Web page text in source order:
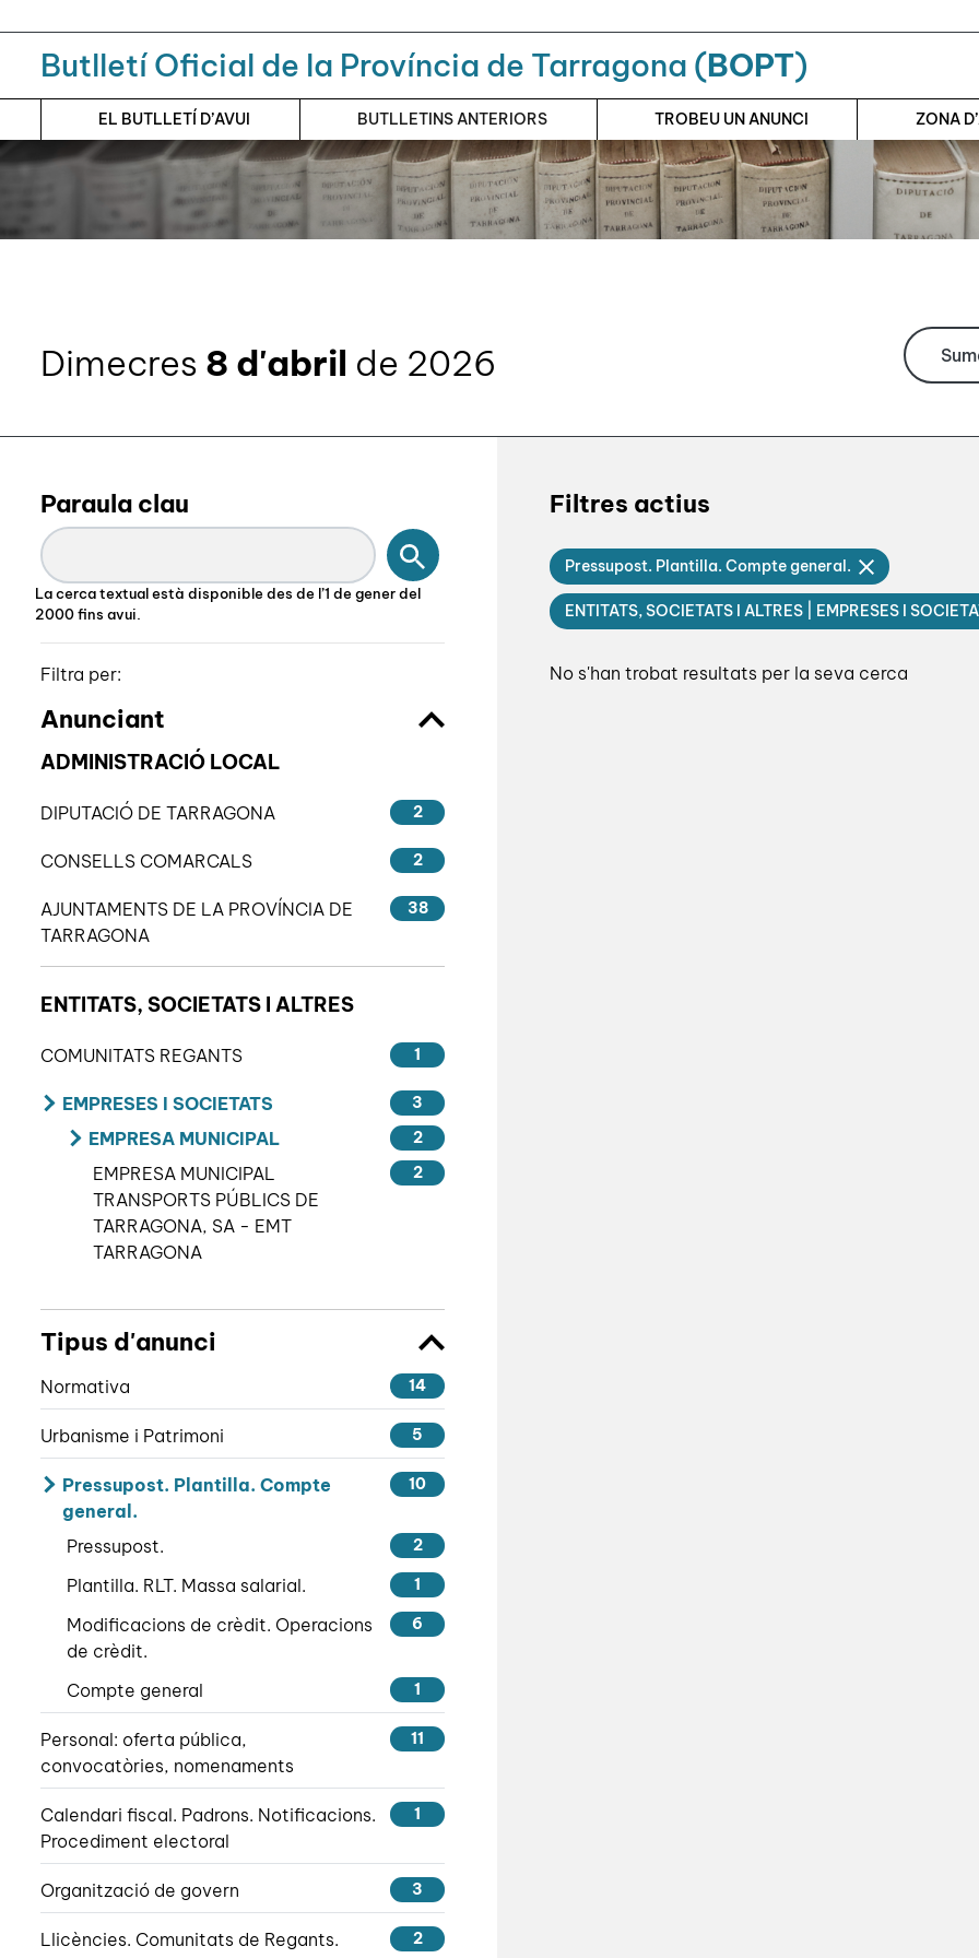
Butlletí Oficial de la Província de Tarragona (BOPT)
EL BUTLLETÍ D’AVUI BUTLLETINS ANTERIORS TROBEU UN ANUNCI ZONA
Dimecres 8 d'abril de 2026
Paraula clau
Cercar
La cerca textual està disponible des de l’1 de gener del
2000 fins avui.
Filtra per:
Anunciant
ADMINISTRACIÓ LOCAL
DIPUTACIÓ DE TARRAGONA 2
CONSELLS COMARCALS 2
AJUNTAMENTS DE LA PROVÍNCIA DE
TARRAGONA
38
ENTITATS, SOCIETATS I ALTRES
COMUNITATS REGANTS 1
EMPRESES I SOCIETATS 3
EMPRESA MUNICIPAL 2
EMPRESA MUNICIPAL
TRANSPORTS PÚBLICS DE
TARRAGONA, SA - EMT
TARRAGONA
2
Tipus d'anunci
Normativa 14
Urbanisme i Patrimoni 5
Pressupost. Plantilla. Compte
general.
10
Pressupost. 2
Plantilla. RLT. Massa salarial. 1
Modificacions de crèdit. Operacions
de crèdit.
6
Compte general 1
Personal: oferta pública,
convocatòries, nomenaments
11
Calendari fiscal. Padrons. Notificacions.
Procediment electoral
1
Organització de govern 3
Llicències. Comunitats de Regants.
2
Filtres actius
Pressupost. Plantilla. Compte general.
ENTITATS, SOCIETATS I ALTRES | EMPRESES I
No s'han trobat resultats per la seva cerca